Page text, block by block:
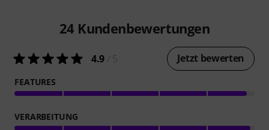
24 Kundenbewertungen
4.9 Jetzt bewerten
FEATURES
VERARBEITUNG